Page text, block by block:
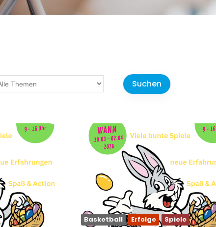
Basketball Erfolge Spiele
Mitglieder-Portal Beiträge